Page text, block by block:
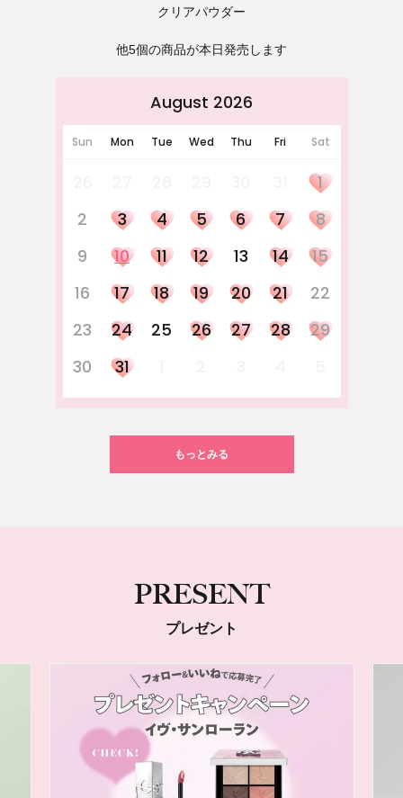
クリアパウダー
他5個の商品が本日発売します
August 2026
Sun Mon Tue Wed Thu Fri Sat
1
2
3 4 5 6 7
8
9
10 11 12 13 14
15
16
17 18 19 20 21
22
23
24 25 26 27 28
29
30
31
もっとみる
PRESENT
プレゼント